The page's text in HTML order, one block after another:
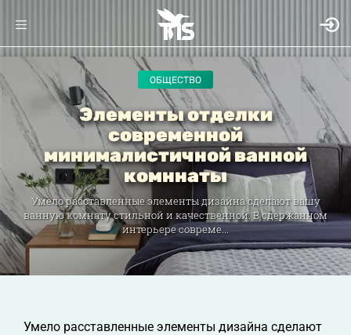
ОБЩЕСТВО
Элементы отделки
современной
минималистичной ванной
комннаты
Умело расставленные элементы дизайна сделают вашу
ванную комнату стильной и качественной. В сдержанном
интерьере совреме...
Умело расставленные элементы дизайна сделают